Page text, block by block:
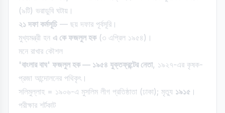
(৯টি) ভরাডুবি ঘটায়।
২১ দফা কর্মসূচি — ছয় দফার পূর্বসূরি।
মুখ্যমন্ত্রী হন এ কে ফজলুল হক(৩ এপ্রিল ১৯৫৪)।
মনে রাখার কৌশল
'বাংলার বাঘ' ফজলুল হক — ১৯৫৪ যুক্তফ্রন্টের নেতা, ১৯২৭-এর কৃষক-
প্রজা আন্দোলনের পথিকৃৎ।
সলিমুল্লাহ = ১৯০৬-এ মুসলিম লীগ প্রতিষ্ঠাতা (ঢাকা); মৃত্যু ১৯১৫ ।
পরীক্ষার শর্টকাট